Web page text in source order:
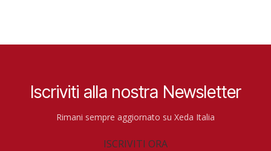
Iscriviti alla nostra Newsletter
Rimani sempre aggiornato su Xeda Italia
ISCRIVITI ORA